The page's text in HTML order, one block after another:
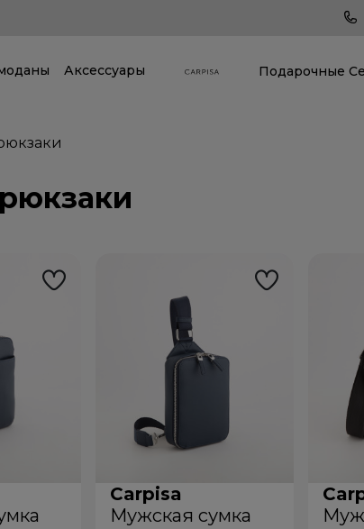
стране! Последние тренды всегда
Аксессуары Подарочные
Carpisa
Мужская сумка